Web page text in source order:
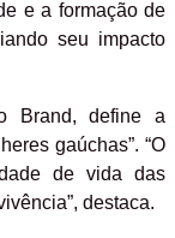
e a formação de
seu impacto
Brand, define a
gaúchas”. “O
de vida das
destaca.